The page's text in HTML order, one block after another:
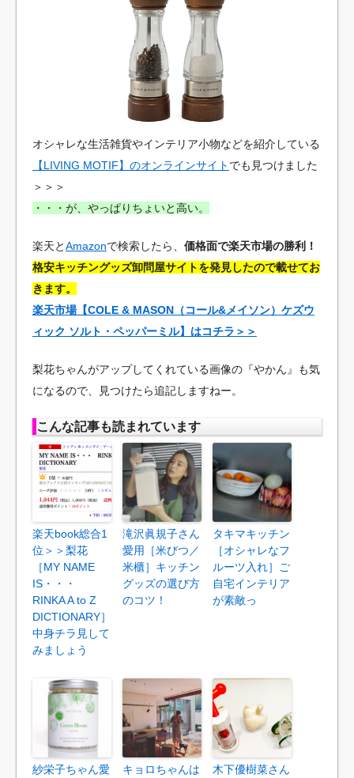
オシャレな生活雑貨やインテリア小物などを紹介している
【LIVING MOTIF】のオンラインサイト でも見つけました
＞＞＞
・・・が、やっぱりちょいと高い。
楽天とAmazonで検索したら、 価格面で楽天市場の勝利！
格安キッチングッズ卸問屋サイトを発見したので載せてお
きます。
楽天市場【COLE & MASON（コール&メイソン）ケズウ
ィック ソルト・ペッパーミル】はコチラ＞＞
梨花ちゃんがアップしてくれている画像の『やかん』も気
になるので、見つけたら追記しますねー。
こんな記事も読まれています
楽天book総合1
位＞＞梨花
［MY NAME
IS・・・
RINKA A to Z
DICTIONARY］
中身チラ見して
みましょう
滝沢眞規子さん
愛用［米びつ／
米櫃］キッチン
グッズの選び方
のコツ！
タキマキッチン
［オシャレなフ
ルーツ入れ］ご
自宅インテリア
が素敵っ
紗栄子ちゃん愛
キョロちゃんは
木下優樹菜さん